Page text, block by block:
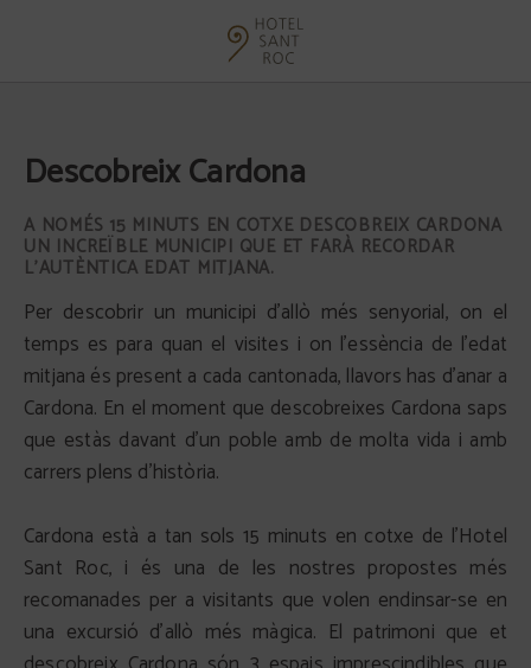
Descobreix Cardona
A NOMÉS 15 MINUTS EN COTXE DESCOBREIX CARDONA
UN INCREÏBLE MUNICIPI QUE ET FARÀ RECORDAR
L’AUTÈNTICA EDAT MITJANA.
Per descobrir un municipi d'allò més senyorial, on el
temps es para quan el visites i on l'essència de l'edat
mitjana és present a cada cantonada, llavors has d'anar a
Cardona. En el moment que descobreixes Cardona saps
que estàs davant d’un poble amb de molta vida i amb
carrers plens d’història.
Cardona està a tan sols 15 minuts en cotxe de l'Hotel
Sant Roc, i és una de les nostres propostes més
recomanades per a visitants que volen endinsar-se en
una excursió d'allò més màgica. El patrimoni que et